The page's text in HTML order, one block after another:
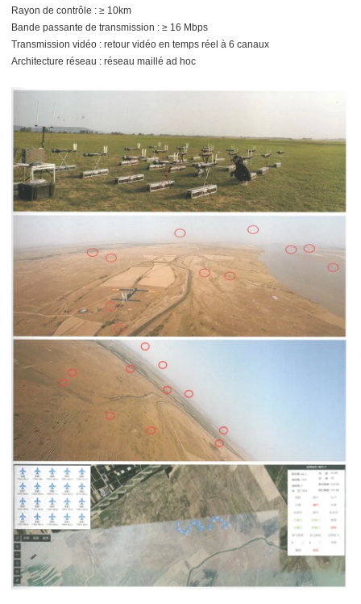
Rayon de contrôle : ≥ 10km
Bande passante de transmission : ≥ 16 Mbps
Transmission vidéo : retour vidéo en temps réel à 6 canaux
Architecture réseau : réseau maillé ad hoc